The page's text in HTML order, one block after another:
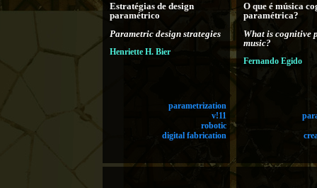
Estratégias de design
paramétrico
Parametric design strategies
Henriette H. Bier
parametrization
v!11
robotic
digital fabrication
O que é música
paramétrica?
What is cognitive
music?
Fernando Egido